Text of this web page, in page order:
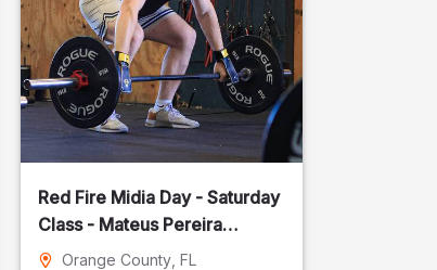
Red Fire Midia Day - Saturday
Class - Mateus Pereira
Fotografia
Orange County, FL